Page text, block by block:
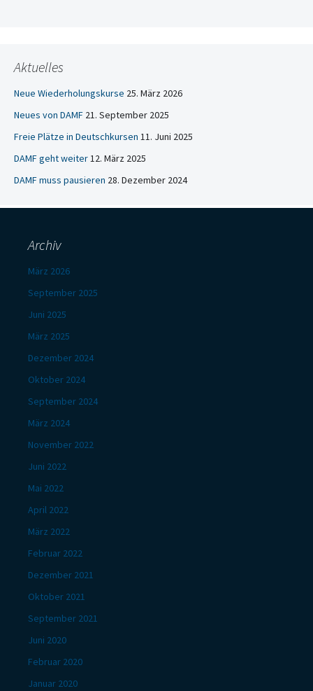
Aktuelles
Neue Wiederholungskurse 25. März 2026
Neues von DAMF 21. September 2025
Freie Plätze in Deutschkursen 11. Juni 2025
DAMF geht weiter12. März 2025
DAMF muss pausieren 28. Dezember 2024
Archiv
März 2026
September 2025
Juni 2025
März 2025
Dezember 2024
Oktober 2024
September 2024
März 2024
November 2022
Juni 2022
Mai 2022
April 2022
März 2022
Februar 2022
Dezember 2021
Oktober 2021
September 2021
Juni 2020
Februar 2020
Januar 2020